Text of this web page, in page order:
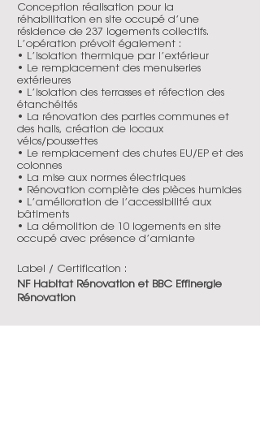
Conception réalisation pour la
réhabilitation en site occupé d’une
résidence de 237 logements collectifs.
L’opération prévoit également :
• L’isolation thermique par l’extérieur
• Le remplacement des menuiseries
extérieures
• L’isolation des terrasses et réfection des
étanchéités
• La rénovation des parties communes et
des halls, création de locaux
vélos/poussettes
• Le remplacement des chutes EU/EP et des
colonnes
• La mise aux normes électriques
• Rénovation complète des pièces humides
• L’amélioration de l’accessibilité aux
bâtiments
• La démolition de 10 logements en site
occupé avec présence d’amiante
Label / Certification :
NF Habitat Rénovation et BBC Effinergie
Rénovation